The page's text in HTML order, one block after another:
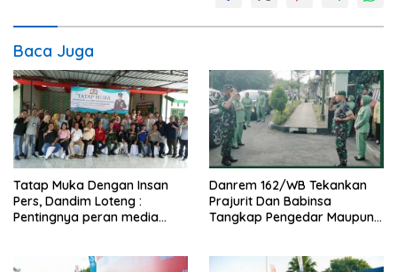
Baca Juga
Tatap Muka Dengan Insan
Pers, Dandim Loteng :
Pentingnya peran media
obyektif
Danrem 162/WB Tekankan
Prajurit Dan Babinsa
Tangkap Pengedar Maupun